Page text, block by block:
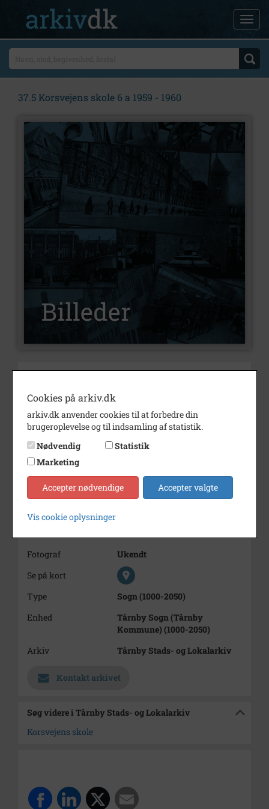
37.5 Korsvejens skole 6 a 1959 - 1960
Nummer
B306
Type
Beskrivelse
37.5 Korsvejens skole 6 a 1959 -
1960
Bageste række fra venstre:
nr 5 Leif Persson
Forreste række fra venstre: nr 1
Fotograf
Ukendt
Se på kort
Type
Sogn (1000-2050)
Enhed
Tårnby Sogn (Tårnby
Kommune) (1000-2050)
Arkiv
Tårnby Stads- og Lokalarkiv
Kontakt arkivet
Søg videre i Tårnby Stads- og Lokalarkiv
Korsvejens skole
Cookies på arkiv.dk
arkiv.dk anvender cookies til at forbedre din
brugeroplevelse og til indsamling af statistik.
Nødvendig
Statistik
Marketing
Accepter nødvendige Accepter valgte
Vis cookie oplysninger